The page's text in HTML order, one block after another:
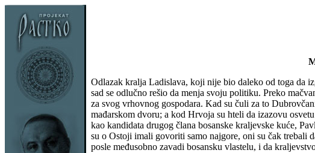
Odlazak kralja Ladislava, koji nije bio daleko od toga da
sad se odlučno rešio da menja svoju politiku. Preko
za svog vrhovnog gospodara. Kad su čuli za to
mađarskom dvoru; a kod Hrvoja su hteli da izazovu
kao kandidata drugog člana bosanske kraljevske kuće,
su o Ostoji imali govoriti samo najgore, oni su čak trebali
posle međusobno zavadi bosansku vlastelu, i da